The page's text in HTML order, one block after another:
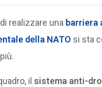
realizzare una barriera
della NATO si sta
ilsistema anti-